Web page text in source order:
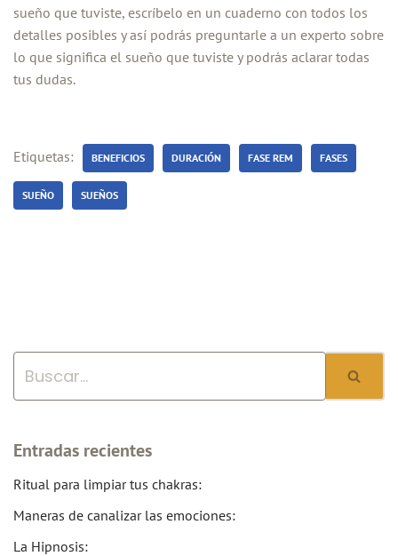
sueño que tuviste, escríbelo en un cuaderno con todos los
detalles posibles y así podrás preguntarle a un experto sobre
lo que significa el sueño que tuviste y podrás aclarar todas
tus dudas.
Etiquetas: BENEFICIOS DURACIÓN FASE REM FASES
SUEÑO SUEÑOS
Entradas recientes
Ritual para limpiar tus chakras:
Maneras de canalizar las emociones:
La Hipnosis: